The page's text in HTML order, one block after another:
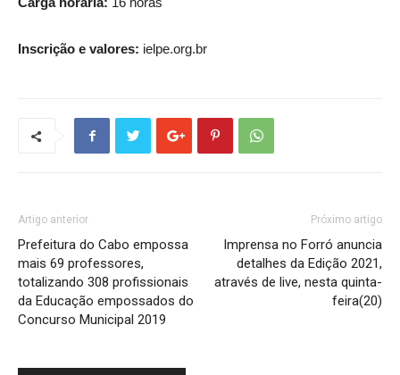
Inscrição e valores: ielpe.org.br
Artigo anterior
Prefeitura do Cabo empossa
mais 69 professores,
totalizando 308 profissionais
da Educação empossados do
Concurso Municipal 2019
Próximo artigo
Imprensa no Forró anuncia
detalhes da Edição 2021,
através de live, nesta quinta-
feira(20)